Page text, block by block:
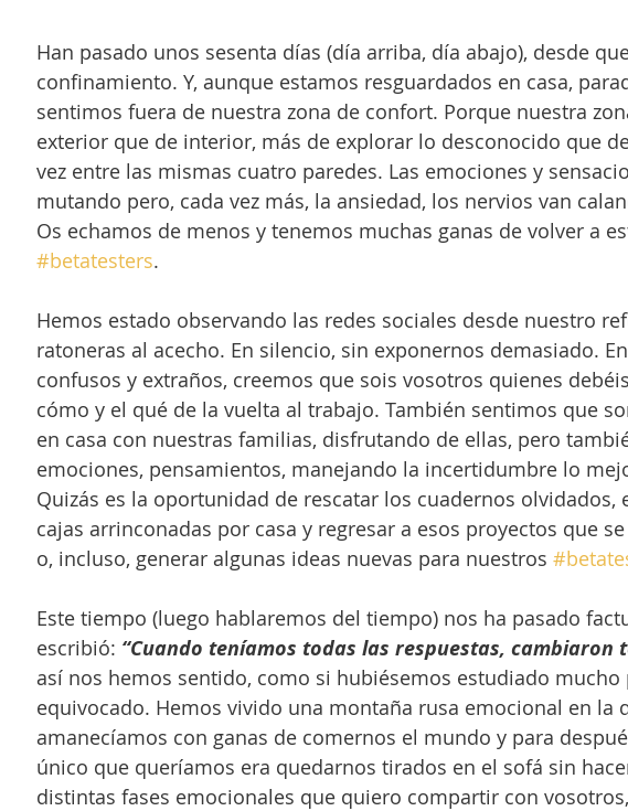
Han pasado unos sesenta días (día arriba, día abajo), desde
confinamiento. Y, aunque estamos resguardados en casa,
sentimos fuera de nuestra zona de confort. Porque nuestra
exterior que de interior, más de explorar lo desconocido que
vez entre las mismas cuatro paredes. Las emociones y
mutando pero, cada vez más, la ansiedad, los nervios van
Os echamos de menos y tenemos muchas ganas de volver a
#betatesters.
Hemos estado observando las redes sociales desde nuestro
ratoneras al acecho. En silencio, sin exponernos demasiado.
confusos y extraños, creemos que sois vosotros quienes
cómo y el qué de la vuelta al trabajo. También sentimos que
en casa con nuestras familias, disfrutando de ellas, pero
emociones, pensamientos, manejando la incertidumbre lo
Quizás es la oportunidad de rescatar los cuadernos olvidados,
cajas arrinconadas por casa y regresar a esos proyectos que
o, incluso, generar algunas ideas nuevas para nuestros
Este tiempo (luego hablaremos del tiempo) nos ha pasado
escribió: “Cuando teníamos todas las respuestas, cambiaron
así nos hemos sentido, como si hubiésemos estudiado mucho
equivocado. Hemos vivido una montaña rusa emocional en la
amanecíamos con ganas de comernos el mundo y para
único que queríamos era quedarnos tirados en el sofá sin
distintas fases emocionales que quiero compartir con